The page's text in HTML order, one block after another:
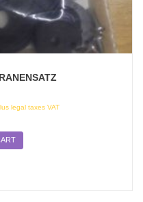
legal taxes VAT